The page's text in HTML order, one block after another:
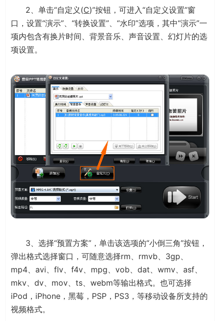
2、单击“自定义(C)”按钮，可进入“自定义设置”窗
口，设置“演示”、“转换设置”、“水印”选项，其中“演示”一
项内包含有换片时间、背景音乐、声音设置、幻灯片的选
项设置。
3、选择“预置方案”，单击该选项的“小倒三角”按钮，
弹出格式选择窗口，可随意选择rm、rmvb、3gp、
mp4、avi、flv、f4v、mpg、vob、dat、wmv、asf、
mkv、dv、mov、ts、webm等输出格式。也可选择
iPod，iPhone，黑莓，PSP，PS3，等移动设备所支持的
视频格式。